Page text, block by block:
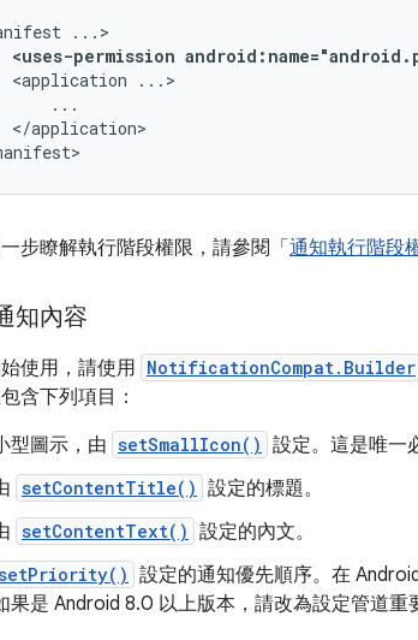
<uses-permission
<application
</application>
步瞭解執行階段權限，請參閱「通知執行階段
知內容
使用，請使用 NotificationCompat.Builder
含下列項目：
型圖示，由 setSmallIcon() 設定。這是唯一
setContentTitle() 設定的標題。
setContentText() 設定的內文。
設定的通知優先順序。在
果是 Android 8.0 以上版本，請改為設定管道重